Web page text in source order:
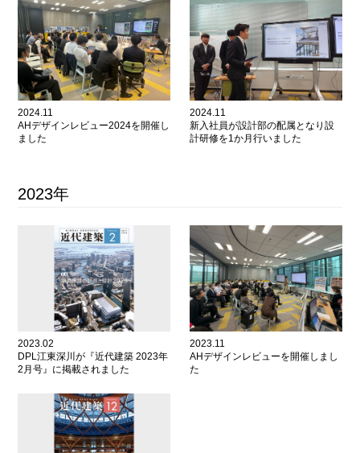
2024.11
AHデザインレビュー2024を開催し
ました
2024.11
新入社員が設計部の配属となり設
計研修を1か月行いました
2023年
2023.02
DPL江東深川が『近代建築 2023年
2月号』に掲載されました
2023.11
AHデザインレビューを開催しまし
た